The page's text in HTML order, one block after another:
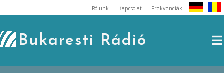
to
content
Rólunk Kapcsolat Frekvenciák
Bukaresti Rádió